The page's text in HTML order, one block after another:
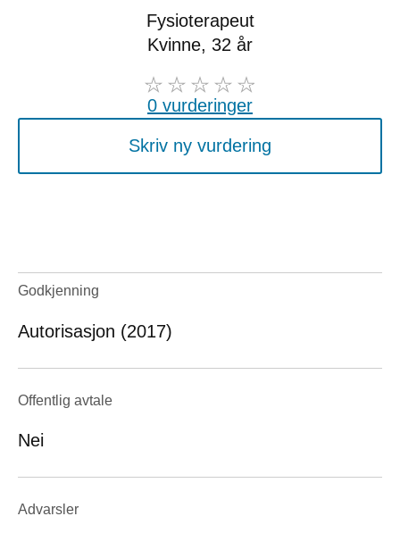
Fysioterapeut
Kvinne, 32 år
0 vurderinger
Skriv ny vurdering
Godkjenning
Autorisasjon (2017)
Offentlig avtale
Nei
Advarsler